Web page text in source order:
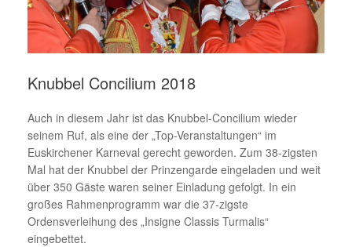
Knubbel Concilium 2018
Auch in diesem Jahr ist das Knubbel-Concilium wieder
seinem Ruf, als eine der „Top-Veranstaltungen“ im
Euskirchener Karneval gerecht geworden. Zum 38-zigsten
Mal hat der Knubbel der Prinzengarde eingeladen und weit
über 350 Gäste waren seiner Einladung gefolgt. In ein
großes Rahmenprogramm war die 37-zigste
Ordensverleihung des „Insigne Classis Turmalis“
eingebettet.